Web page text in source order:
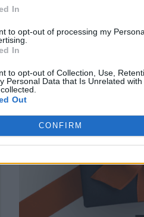
In
to opt-out of processing my
In
to opt-out of Collection, Use,
Personal Data that Is Unrelated
Out
CONFIRM